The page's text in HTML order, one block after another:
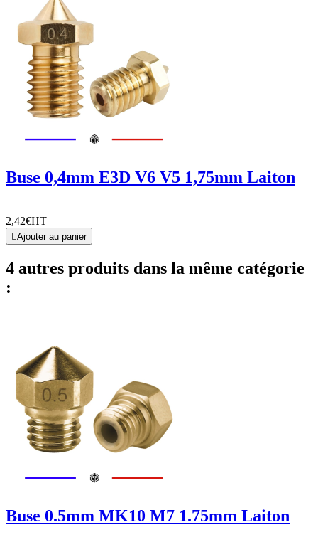
Buse 0,4mm E3D V6 V5 1,75mm Laiton
2,42€HT
Ajouter au panier
4 autres produits dans la même catégorie
:
Buse 0.5mm MK10 M7 1.75mm Laiton